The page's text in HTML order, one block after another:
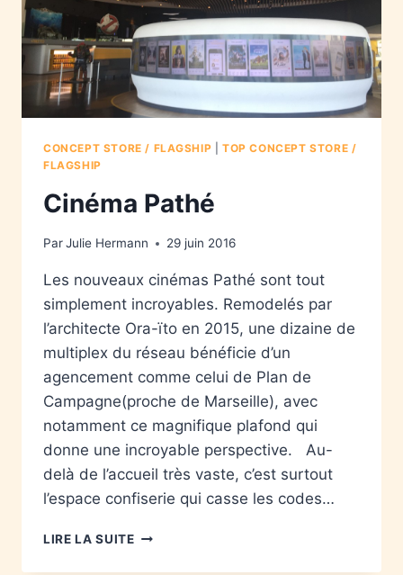
CONCEPT STORE / FLAGSHIP |TOP CONCEPT STORE /
FLAGSHIP
Cinéma Pathé
ParJulie Hermann 29 juin 2016
Les nouveaux cinémas Pathé sont tout
simplement incroyables. Remodelés par
l’architecte Ora-ïto en 2015, une dizaine de
multiplex du réseau bénéficie d’un
agencement comme celui de Plan de
Campagne(proche de Marseille), avec
notamment ce magnifique plafond qui
donne une incroyable perspective. Au-
delà de l’accueil très vaste, c’est surtout
l’espace confiserie qui casse les codes…
LIRE LA SUITE